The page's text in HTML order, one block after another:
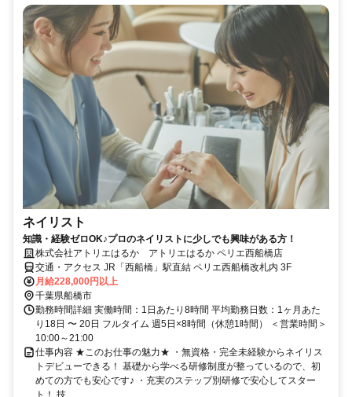
ネイリスト
知識・経験ゼロOK♪プロのネイリストに少しでも興味がある方！
株式会社アトリエはるか アトリエはるか ペリエ西船橋店
交通・アクセス JR「西船橋」駅直結 ペリエ西船橋改札内 3F
月給228,000円以上
千葉県船橋市
勤務時間詳細 実働時間：1日あたり8時間 平均勤務日数：1ヶ月あた
り18日 〜 20日 フルタイム 週5日×8時間（休憩1時間） ＜営業時間＞
10:00～21:00
仕事内容 ★このお仕事の魅力★ ・無資格・完全未経験からネイリス
トデビューできる！ 基礎から学べる研修制度が整っているので、初
めての方でも安心です♪ ・充実のステップ別研修で安心してスター